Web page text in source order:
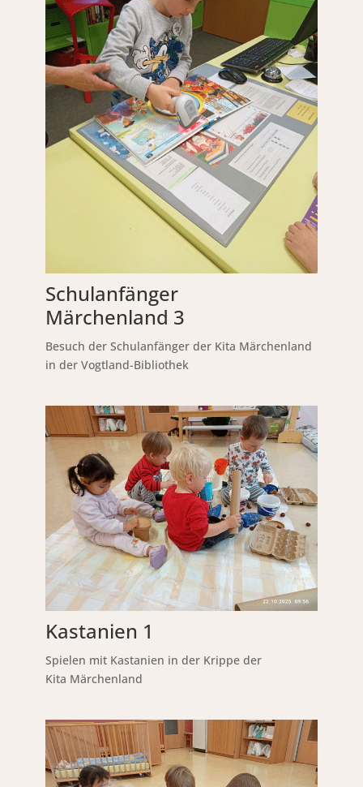
Schulanfänger
Märchenland 3
Besuch der Schulanfänger der Kita Märchenland
in der Vogtland-Bibliothek
Kastanien 1
Spielen mit Kastanien in der Krippe der
Kita Märchenland